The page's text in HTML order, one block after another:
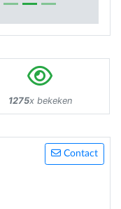
1275x bekeken
Contact